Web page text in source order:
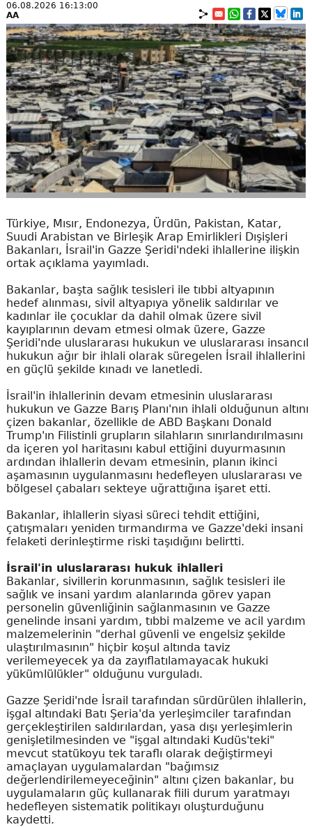
06.08.2026 16:13:00
AA
Türkiye, Mısır, Endonezya, Ürdün, Pakistan, Katar,
Suudi Arabistan ve Birleşik Arap Emirlikleri Dışişleri
Bakanları, İsrail'in Gazze Şeridi'ndeki ihlallerine ilişkin
ortak açıklama yayımladı.
Bakanlar, başta sağlık tesisleri ile tıbbi altyapının
hedef alınması, sivil altyapıya yönelik saldırılar ve
kadınlar ile çocuklar da dahil olmak üzere sivil
kayıplarının devam etmesi olmak üzere, Gazze
Şeridi'nde uluslararası hukukun ve uluslararası insancıl
hukukun ağır bir ihlali olarak süregelen İsrail ihlallerini
en güçlü şekilde kınadı ve lanetledi.
İsrail'in ihlallerinin devam etmesinin uluslararası
hukukun ve Gazze Barış Planı'nın ihlali olduğunun altını
çizen bakanlar, özellikle de ABD Başkanı Donald
Trump'ın Filistinli grupların silahların sınırlandırılmasını
da içeren yol haritasını kabul ettiğini duyurmasının
ardından ihlallerin devam etmesinin, planın ikinci
aşamasının uygulanmasını hedefleyen uluslararası ve
bölgesel çabaları sekteye uğrattığına işaret etti.
Bakanlar, ihlallerin siyasi süreci tehdit ettiğini,
çatışmaları yeniden tırmandırma ve Gazze'deki insani
felaketi derinleştirme riski taşıdığını belirtti.
İsrail'in uluslararası hukuk ihlalleri
Bakanlar, sivillerin korunmasının, sağlık tesisleri ile
sağlık ve insani yardım alanlarında görev yapan
personelin güvenliğinin sağlanmasının ve Gazze
genelinde insani yardım, tıbbi malzeme ve acil yardım
malzemelerinin "derhal güvenli ve engelsiz şekilde
ulaştırılmasının" hiçbir koşul altında taviz
verilemeyecek ya da zayıflatılamayacak hukuki
yükümlülükler" olduğunu vurguladı.
Gazze Şeridi'nde İsrail tarafından sürdürülen ihlallerin,
işgal altındaki Batı Şeria'da yerleşimciler tarafından
gerçekleştirilen saldırılardan, yasa dışı yerleşimlerin
genişletilmesinden ve "işgal altındaki Kudüs'teki"
mevcut statükoyu tek taraflı olarak değiştirmeyi
amaçlayan uygulamalardan "bağımsız
değerlendirilemeyeceğinin" altını çizen bakanlar, bu
uygulamaların güç kullanarak fiili durum yaratmayı
hedefleyen sistematik politikayı oluşturduğunu
kaydetti.